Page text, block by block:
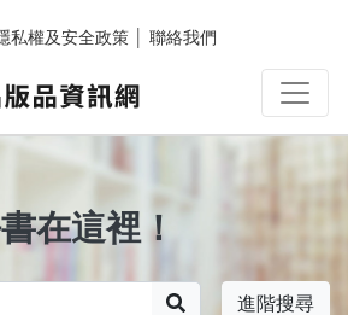
私權及安全政策 聯絡我們
在這裡！
進階搜尋